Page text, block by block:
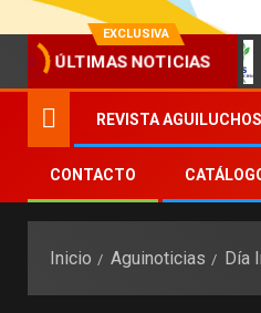
EXCLUSIVA
ÚLTIMAS NOTICIAS
del amor»
REVISTA AGUILUCHOS
CONTACTO
Inicio Aguinoticias Día